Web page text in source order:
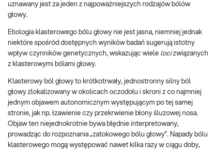
uznawany jest za jeden z najpoważniejszych rodzajów bólów
głowy.
Etiologia klasterowego bólu głowy nie jest jasna, niemniej jednak
niektóre spośród dostępnych wyników badań sugerują istotny
wpływ czynników genetycznych, wskazując wiele locizwiązanych
z klasterowymi bólami głowy.
Klasterowy ból głowy to krótkotrwały, jednostronny silny ból
głowy zlokalizowany w okolicach oczodołu i skroni z co najmniej
jednym objawem autonomicznym występującym po tej samej
stronie, jak np. łzawienie czy przekrwienie błony śluzowej nosa.
Objaw ten niejednokrotnie bywa błędnie interpretowany,
prowadząc do rozpoznania „zatokowego bólu głowy”. Napady bólu
klasterowego mogą występować nawet kilka razy w ciągu doby,